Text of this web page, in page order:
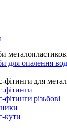
металопластикові
для опалення
фітинги для
фітинги
фітинги різьбові
кути